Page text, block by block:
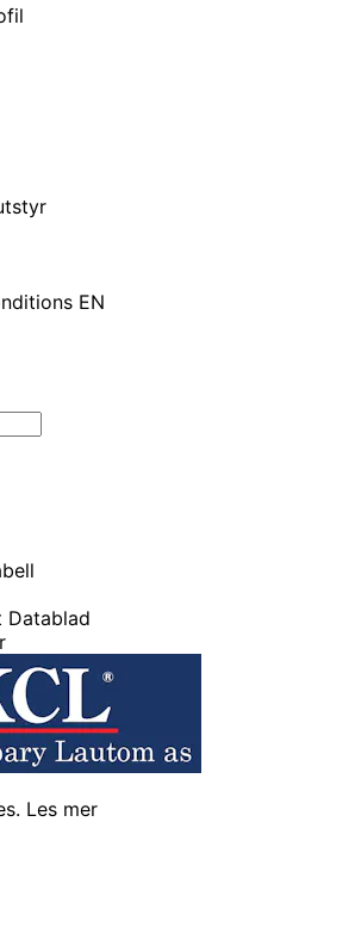
EN
Datablad
Les mer